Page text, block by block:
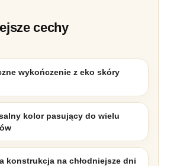
cechy
wykończenie z eko skóry
kolor pasujący do wielu
konstrukcja na chłodniejsze dni